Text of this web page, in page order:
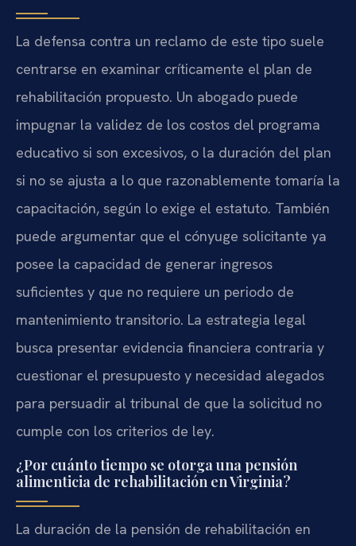
La defensa contra un reclamo de este tipo suele
centrarse en examinar críticamente el plan de
rehabilitación propuesto. Un abogado puede
impugnar la validez de los costos del programa
educativo si son excesivos, o la duración del plan
si no se ajusta a lo que razonablemente tomaría la
capacitación, según lo exige el estatuto. También
puede argumentar que el cónyuge solicitante ya
posee la capacidad de generar ingresos
suficientes y que no requiere un periodo de
mantenimiento transitorio. La estrategia legal
busca presentar evidencia financiera contraria y
cuestionar el presupuesto y necesidad alegados
para persuadir al tribunal de que la solicitud no
cumple con los criterios de ley.
¿Por cuánto tiempo se otorga una pensión
alimenticia de rehabilitación en Virginia?
La duración de la pensión de rehabilitación en